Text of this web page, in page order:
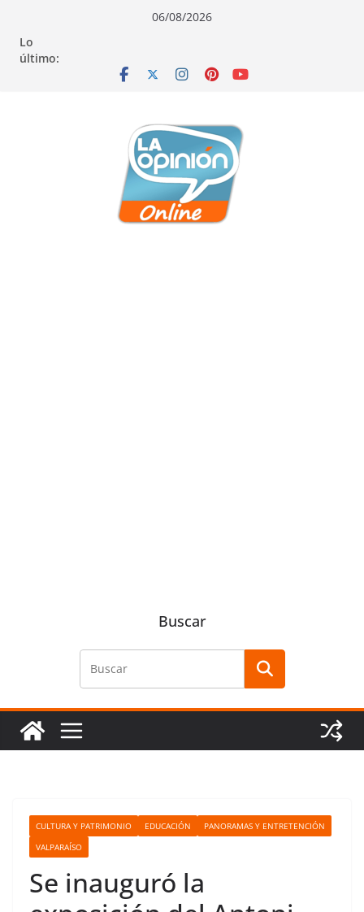
contenido
navegación
contenido
06/08/2026
Lo
último:
Buscar
CULTURA Y PATRIMONIO EDUCACIÓN
PANORAMAS Y ENTRETENCIÓN
VALPARAÍSO
Se inauguró la